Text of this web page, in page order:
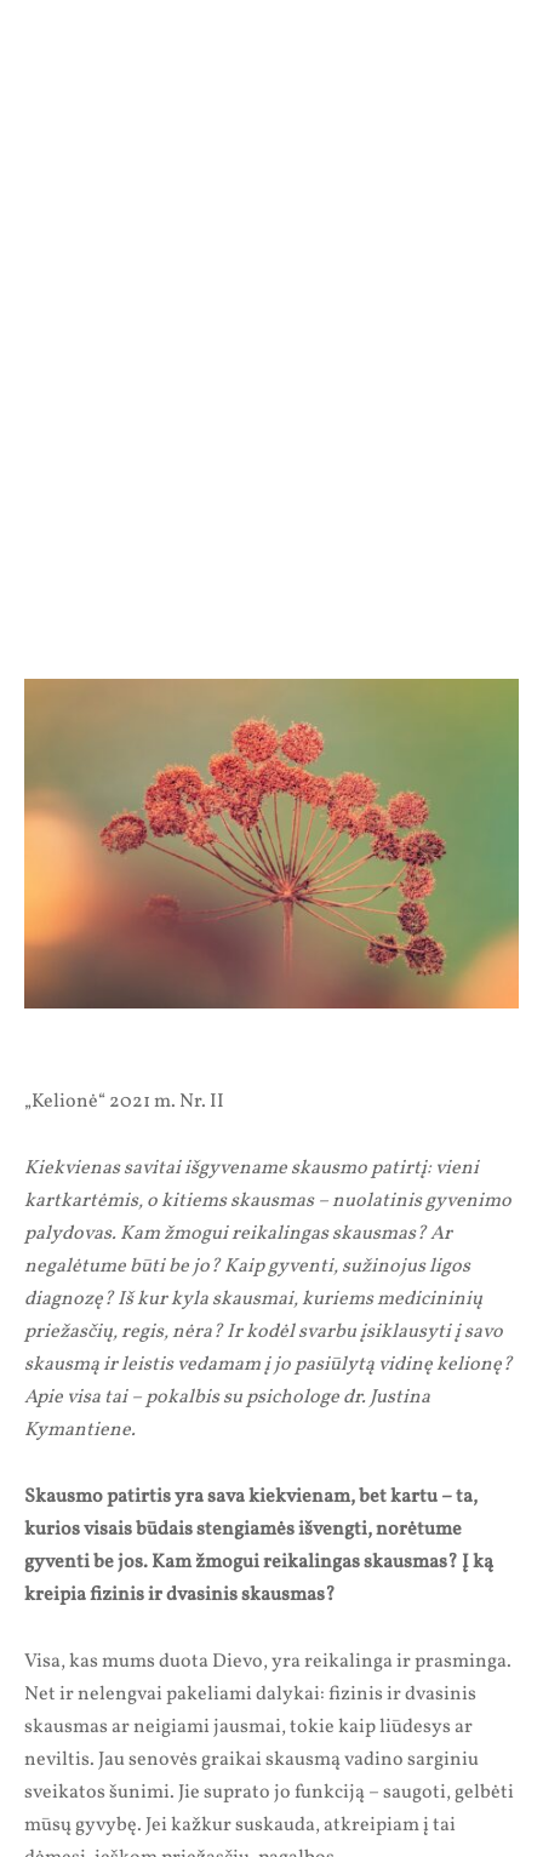
„Kelionė“ 2021 m. Nr. II
Kiekvienas savitai išgyvename skausmo patirtį: vieni
kartkartėmis, o kitiems skausmas – nuolatinis gyvenimo
palydovas. Kam žmogui reikalingas skausmas? Ar
negalėtume būti be jo? Kaip gyventi, sužinojus ligos
diagnozę? Iš kur kyla skausmai, kuriems medicininių
priežasčių, regis, nėra? Ir kodėl svarbu įsiklausyti į savo
skausmą ir leistis vedamam į jo pasiūlytą vidinę kelionę?
Apie visa tai – pokalbis su psichologe dr. Justina
Kymantiene.
Skausmo patirtis yra sava kiekvienam, bet kartu – ta,
kurios visais būdais stengiamės išvengti, norėtume
gyventi be jos. Kam žmogui reikalingas skausmas? Į ką
kreipia fizinis ir dvasinis skausmas?
Visa, kas mums duota Dievo, yra reikalinga ir prasminga.
Net ir nelengvai pakeliami dalykai: fizinis ir dvasinis
skausmas ar neigiami jausmai, tokie kaip liūdesys ar
neviltis. Jau senovės graikai skausmą vadino sarginiu
sveikatos šunimi. Jie suprato jo funkciją – saugoti, gelbėti
mūsų gyvybę. Jei kažkur suskauda, atkreipiam į tai